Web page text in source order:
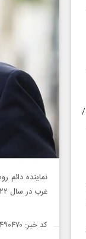
نماینده دائم
غرب در سال ۲۰۲۲ از مذاکرات احیای برجام خارج شد.
کد خبر: ۱۴۹۰۴۷۰